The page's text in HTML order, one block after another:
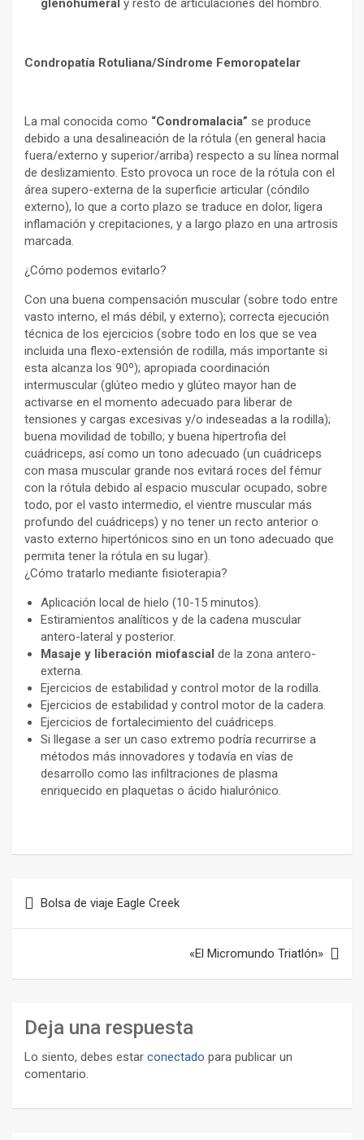
glenohumeral y resto de articulaciones del hombro.
Condropatía Rotuliana/Síndrome Femoropatelar
La mal conocida como “Condromalacia” se produce
debido a una desalineación de la rótula (en general hacia
fuera/externo y superior/arriba) respecto a su línea normal
de deslizamiento. Esto provoca un roce de la rótula con el
área supero-externa de la superficie articular (cóndilo
externo), lo que a corto plazo se traduce en dolor, ligera
inflamación y crepitaciones, y a largo plazo en una artrosis
marcada.
¿Cómo podemos evitarlo?
Con una buena compensación muscular (sobre todo entre
vasto interno, el más débil, y externo); correcta ejecución
técnica de los ejercicios (sobre todo en los que se vea
incluida una flexo-extensión de rodilla, más importante si
esta alcanza los 90º); apropiada coordinación
intermuscular (glúteo medio y glúteo mayor han de
activarse en el momento adecuado para liberar de
tensiones y cargas excesivas y/o indeseadas a la rodilla);
buena movilidad de tobillo; y buena hipertrofia del
cuádriceps, así como un tono adecuado (un cuádriceps
con masa muscular grande nos evitará roces del fémur
con la rótula debido al espacio muscular ocupado, sobre
todo, por el vasto intermedio, el vientre muscular más
profundo del cuádriceps) y no tener un recto anterior o
vasto externo hipertónicos sino en un tono adecuado que
permita tener la rótula en su lugar).
¿Cómo tratarlo mediante fisioterapia?
Aplicación local de hielo (10-15 minutos).
Estiramientos analíticos y de la cadena muscular
antero-lateral y posterior.
Masaje y liberación miofascial de la zona antero-
externa.
Ejercicios de estabilidad y control motor de la rodilla.
Ejercicios de estabilidad y control motor de la cadera.
Ejercicios de fortalecimiento del cuádriceps.
Si llegase a ser un caso extremo podría recurrirse a
métodos más innovadores y todavía en vías de
desarrollo como las infiltraciones de plasma
enriquecido en plaquetas o ácido hialurónico.
de
Bolsa de viaje Eagle Creek
«El Micromundo Triatlón»
Deja una respuesta
Lo siento, debes estar conectado para publicar un
comentario.